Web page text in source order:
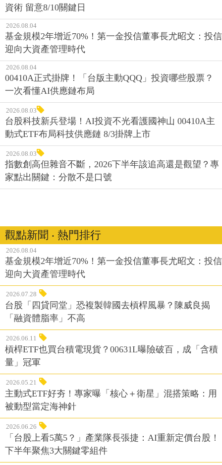
資術 留意8/10關鍵日
2026.08.04
基金規模2年增近70%！第一金投信董事長尤昭文：投信
迎向大資產管理時代
2026.08.04
00410A正式掛牌！「台版主動QQQ」投資哪些股票？
一次看懂AI供應鏈布局
2026.08.03
台股科技新兵登場！AI投資不光看護國神山 00410A主
動式ETF布局科技供應鏈 8/3掛牌上市
2026.08.03
指數創高但雜音不斷，2026下半年該追高還是觀望？專
家點出關鍵：分散不是口號
觀點新聞 ‧ 熱門排行
2026.08.04
基金規模2年增近70%！第一金投信董事長尤昭文：投信
迎向大資產管理時代
2026.07.28
台股「四貸同堂」恐複製韓國去槓桿風暴？陳威良揭
「融資體脂率」不高
2026.06.11
槓桿ETF也買台積電現貨？00631L曝險破百，成「含積
量」冠軍
2026.05.21
主動式ETF好夯！專家曝「核心＋衛星」混搭策略：用
被動型當定海神針
2026.06.26
「台股上看5萬5？」產業隊長張捷：AI重新定價台股！
下半年聚焦3大關鍵零組件